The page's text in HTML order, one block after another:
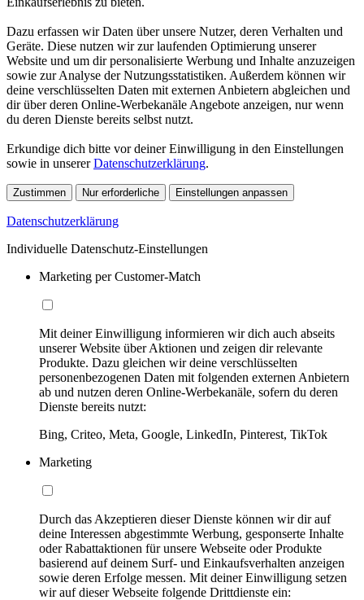
Dazu erfassen wir Daten über unsere Nutzer, deren Verhalten und
Geräte. Diese nutzen wir zur laufenden Optimierung unserer
Website und um dir personalisierte Werbung und Inhalte anzuzeigen
sowie zur Analyse der Nutzungsstatistiken. Außerdem können wir
deine verschlüsselten Daten mit externen Anbietern abgleichen und
dir über deren Online-Werbekanäle Angebote anzeigen, nur wenn
du deren Dienste bereits selbst nutzt.
Erkundige dich bitte vor deiner Einwilligung in den Einstellungen
sowie in unsererDatenschutzerklärung.
Zustimmen Nur erforderliche Einstellungen anpassen
Datenschutzerklärung
Individuelle Datenschutz-Einstellungen
Marketing per Customer-Match
Mit deiner Einwilligung informieren wir dich auch abseits
unserer Website über Aktionen und zeigen dir relevante
Produkte. Dazu gleichen wir deine verschlüsselten
personenbezogenen Daten mit folgenden externen Anbietern
ab und nutzen deren Online-Werbekanäle, sofern du deren
Dienste bereits nutzt:
Bing, Criteo, Meta, Google, LinkedIn, Pinterest, TikTok
Marketing
Durch das Akzeptieren dieser Dienste können wir dir auf
deine Interessen abgestimmte Werbung, gesponserte Inhalte
oder Rabattaktionen für unsere Webseite oder Produkte
basierend auf deinem Surf- und Einkaufsverhalten anzeigen
sowie deren Erfolge messen. Mit deiner Einwilligung setzen
wir auf dieser Webseite folgende Drittdienste ein: